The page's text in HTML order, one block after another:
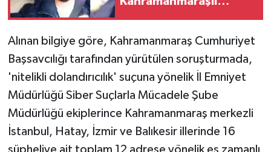
Alınan bilgiye göre, Kahramanmaraş Cumhuriyet
Başsavcılığı tarafından yürütülen soruşturmada,
'nitelikli dolandırıcılık' suçuna yönelik İl Emniyet
Müdürlüğü Siber Suçlarla Mücadele Şube
Müdürlüğü ekiplerince Kahramanmaraş merkezli
İstanbul, Hatay, İzmir ve Balıkesir illerinde 16
YAŞAM
KÜLTÜR SANAT